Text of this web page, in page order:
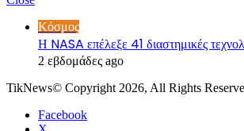
Κόσμος
Η NASA επέλεξε 41 διαστημικές
2 εβδομάδες ago
TikNews© Copyright 2026, All Rights
Facebook